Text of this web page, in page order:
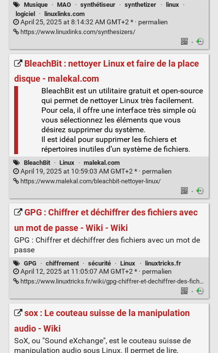
Musique · MAO · synthétiseur · synthetizer · linux
·
logiciel
· linuxlinks.com
April 25, 2025 at 8:14:32 AM GMT+2 * · permalien
https://www.linuxlinks.com/synthesizers/
·
BleachBit : nettoyer Linux et faire de la place
disque - malekal.com
BleachBit est un utilitaire gratuit et open-source
qui permet de nettoyer Linux très facilement.
Pour cela, il offre une interface très simple où
vous sélectionnez les éléments que vous
désirez supprimer du système.
Il est idéal pour supprimer les fichiers et
répertoires inutiles d’un système de fichiers.
BleachBit · Linux · malekal.com
April 19, 2025 at 10:59:03 AM GMT+2 * · permalien
https://www.malekal.com/bleachbit-nettoyer-linux/
·
GPG : Chiffrer et déchiffrer des fichiers avec
un mot de passe - Wiki - Wiki
GPG : Chiffrer et déchiffrer des fichiers avec un mot de
passe
GPG · chiffrement · sécurité · Linux · linuxtricks.fr
April 12, 2025 at 11:05:07 AM GMT+2 * · permalien
https://www.linuxtricks.fr/wiki/gpg-chiffrer-et-dechiffrer-des-fichiers-avec-un-mot-de-passe
·
sox : Le couteau suisse de la manipulation
audio - Wiki
SoX, ou "Sound eXchange", est le couteau suisse de
manipulation audio sous Linux. Il permet de lire,